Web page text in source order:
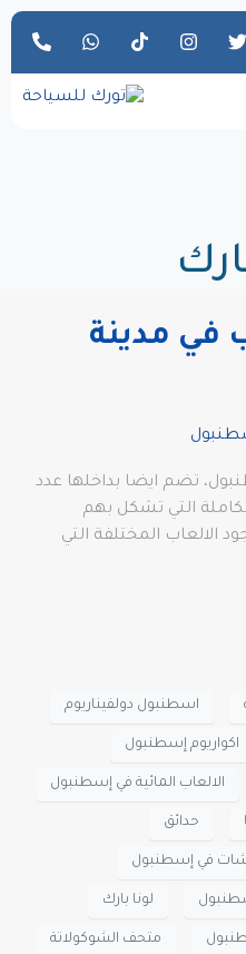
في مدينة
تضم ايضا بداخلها عدد
التي تشكل بهم
الالعاب المختلفة التي
اسطنبول دولفيناريوم
اكواريوم إسطنبول
الالعاب المائية في إسطنبول
حدائق
في إسطنبول
لونا بارك
متحف الشوكولاتة